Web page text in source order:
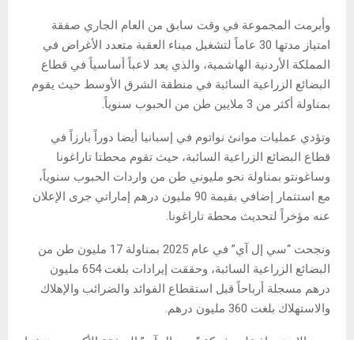
وأبرمت المجموعة في وقت سابق من العام الجاري صفقة
امتياز مدتها 30 عاماً لتشغيل ميناء العقبة متعدد الأغراض في
المملكة الأردنية الهاشمية، والذي يعد لاعباً أساسياً في قطاع
البضائع الزراعية السائبة في منطقة الشرق الأوسط حيث يقوم
بمناولة أكثر من 3 ملايين طن من الحبوب سنوياً.
وتؤدي عمليات موانئ نواتوم في إسبانيا أيضا دوراً بارزاً في
قطاع البضائع الزراعية السائبة، حيث تقوم محطتا تاراغونا
وساغونتو بمناولة نحو مليوني طن من واردات الحبوب سنوياً،
مع استثمار إضافي بقيمة 90 مليون درهم إماراتي جرى الإعلان
عنه مؤخراً لتحديث محطة تاراغونا.
ونجحت “سي إل آي” في عام 2025 بمناولة 17 مليون طن من
البضائع الزراعية السائبة، وحققت إيرادات بلغت 654 مليون
درهم مسجلة أرباحاً قبل استقطاع الفوائد والضرائب والإهلاك
والاستهلاك بلغت 360 مليون درهم.